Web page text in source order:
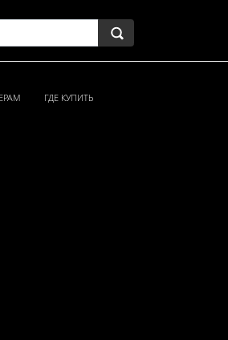
ГДЕ КУПИТЬ